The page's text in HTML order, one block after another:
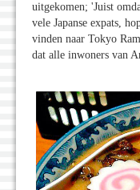
uitgekomen; 'Juist
vele Japanse expats,
vinden naar Tokyo
dat alle inwoners van